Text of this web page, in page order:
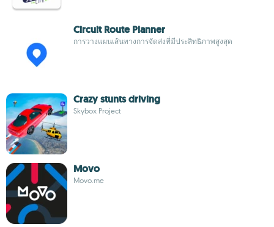
Circuit Route Planner
การวางแผนเส้นทางการจัดส่งที่มีประสิทธิภาพสูงสุด
Crazy stunts driving
Skybox Project
Movo
Movo.me